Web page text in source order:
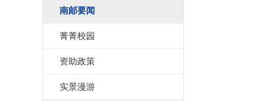
南邮要闻
菁菁校园
资助政策
实景漫游